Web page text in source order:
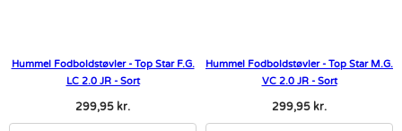
Hummel Fodboldstøvler - Top Star F.G.
LC 2.0 JR - Sort
299,95 kr.
Hummel Fodboldstøvler - Top Star M.G.
VC 2.0 JR - Sort
299,95 kr.